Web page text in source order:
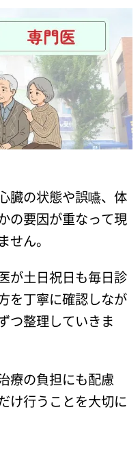
臓の状態や誤嚥、体
の要因が重なって現
ん。
が土日祝日も毎日診
を丁寧に確認しなが
つ整理していきま
療の負担にも配慮
け行うことを大切に